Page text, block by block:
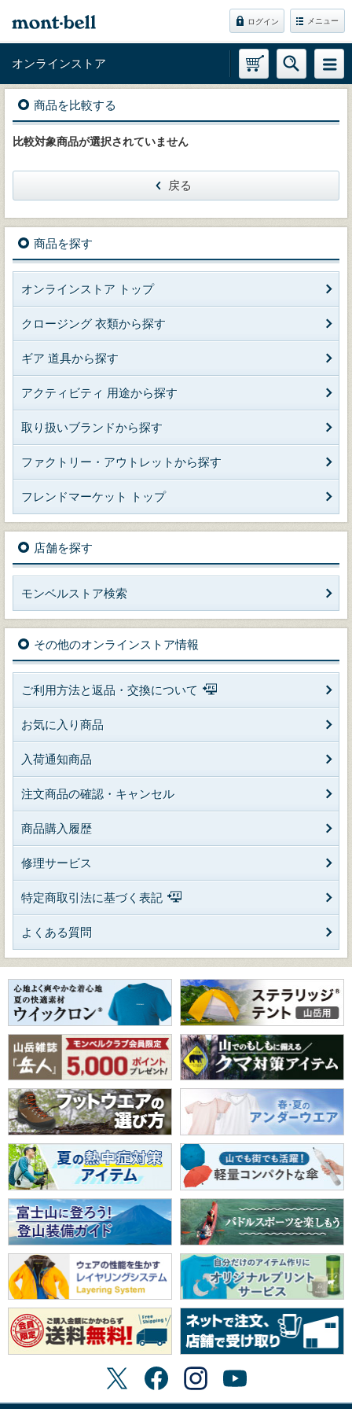
ログイン メニュー
オンラインストア
商品を比較する
比較対象商品が選択されていません
戻る
商品を探す
オンラインストア トップ
クロージング 衣類から探す
ギア 道具から探す
アクティビティ 用途から探す
取り扱いブランドから探す
ファクトリー・アウトレットから探す
フレンドマーケット トップ
店舗を探す
モンベルストア検索
その他のオンラインストア情報
ご利用方法と返品・交換について
お気に入り商品
入荷通知商品
注文商品の確認・キャンセル
商品購入履歴
修理サービス
特定商取引法に基づく表記
よくある質問